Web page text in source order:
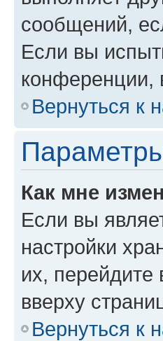
сообщений,
Если вы
конференции,
Вернуться к
Как мне
Если вы
настройки
их, перейдите
вверху
Вернуться к